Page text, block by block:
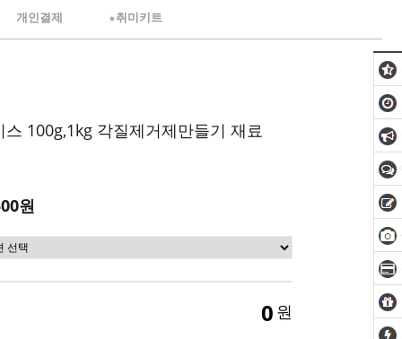
개인결제 ★취미키트
100g,1kg 각질제거제만들기 재료
원
0 원